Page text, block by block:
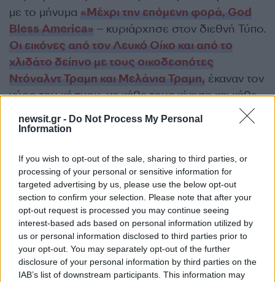
newsit.gr - Do Not Process My Personal
Information
If you wish to opt-out of the sale, sharing to third parties, or
processing of your personal or sensitive information for
targeted advertising by us, please use the below opt-out
section to confirm your selection. Please note that after your
opt-out request is processed you may continue seeing
interest-based ads based on personal information utilized by
us or personal information disclosed to third parties prior to
your opt-out. You may separately opt-out of the further
disclosure of your personal information by third parties on the
IAB’s list of downstream participants. This information may
με το μήνυμα «Μέχρι την επόμενη φορά, God
Bless America» – κυριάρχησε στον διεθνή Τύπο.
Οι εικόνες από τον Λευκό Οίκο και από το
χλιδάτο δείπνο με τους οικοδεσπότες
Ντόναλντ Τραμπ και Μελάνια Τραμπ, έκαναν τον
γύρο του κόσμου, με κάθε τους κίνηση και κάθε
λέξη να αναλύονται εξονυχιστικά.